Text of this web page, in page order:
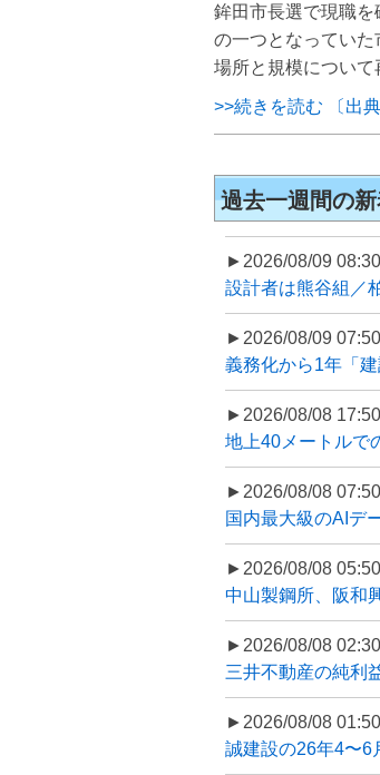
鉾田市長選で現職
の一つとなっていた
場所と規模について
>>続きを読む 〔出
過去一週間の
►2026/08/09 08:30
設計者は熊谷組／
►2026/08/09 07:50
義務化から1年「
►2026/08/08 17:50
地上40メートルで
►2026/08/08 07:50
国内最大級のAIデ
►2026/08/08 05:50
中山製鋼所、阪和
►2026/08/08 02:30
三井不動産の純利
►2026/08/08 01:50
誠建設の26年4〜6